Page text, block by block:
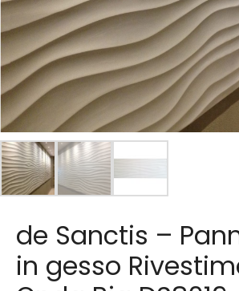
de Sanctis –
in gesso